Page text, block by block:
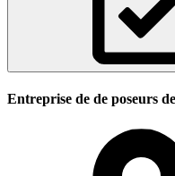
Entreprise de de poseurs